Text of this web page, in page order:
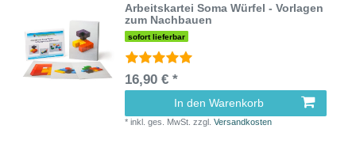
Arbeitskartei Soma Würfel - Vorlagen
zum Nachbauen
sofort lieferbar
16,90 € *
In den Warenkorb
*inkl. ges. MwSt. zzgl.Versandkosten